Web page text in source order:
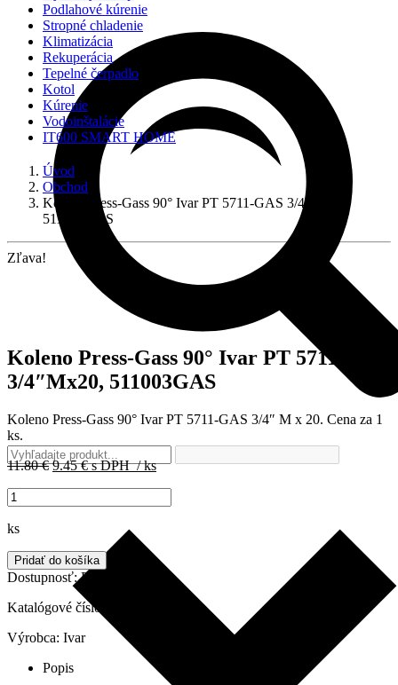
Podlahové kúrenie
Stropné chladenie
Klimatizácia
Rekuperácia
Tepelné čerpadlo
Kotol
Kúrenie
Vodoinštalácie
IT600 SMART HOME
Úvod
Obchod
Koleno Press-Gass 90° Ivar PT 5711-GAS 3/4″Mx20,
511003GAS
Zľava!
Koleno Press-Gass 90° Ivar PT 5711-GAS
3/4″Mx20, 511003GAS
Koleno Press-Gass 90° Ivar PT 5711-GAS 3/4″ M x 20. Cena za 1
ks.
11.80€Pôvodná
9.45€Aktuálna
s DPH/ ks
množstvo
Koleno
Press-
90°
Ivar
5711-
3/4"Mx20,
ks
Pridať do košíka
Dostupnosť:Do 3 dní
Katalógové číslo:
Výrobca: Ivar
Popis